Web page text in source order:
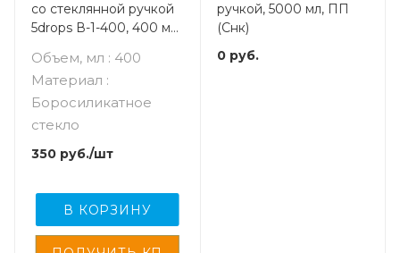
со стеклянной ручкой
5drops В-1-400, 400 мл,
градуированный
Объем, мл : 400
Материал :
Боросиликатное
стекло
350 руб./шт
В КОРЗИНУ
ручкой, 5000 мл, ПП
(Снк)
0руб.